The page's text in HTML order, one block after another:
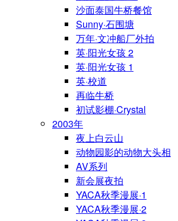
沙面泰国牛桥餐馆
Sunny·石围塘
万年·文冲船厂外拍
英·阳光女孩 2
英·阳光女孩 1
英·校道
再临牛桥
初试影棚·Crystal
2003年
夜上白云山
动物园影的动物大头相
AV系列
新会展夜拍
YACA秋季漫展·1
YACA秋季漫展·2